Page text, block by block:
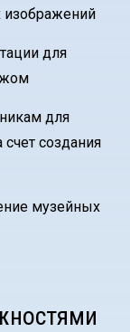
изображений
для
для
счет создания
музейных